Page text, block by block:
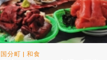
国分町 | 和食